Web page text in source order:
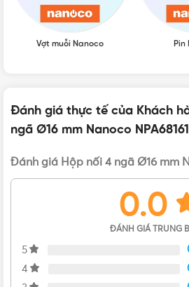
Đặc điểm nổi bật của hộp nối 4
Vợt muỗi Nanoco Pin
Đánh giá thực tế của Khách
ngã Ø16 mm Nanoco NPA68161
Đánh giá Hộp nối 4 ngã Ø16 mm
0.0
ĐÁNH GIÁ TRUNG
5
4